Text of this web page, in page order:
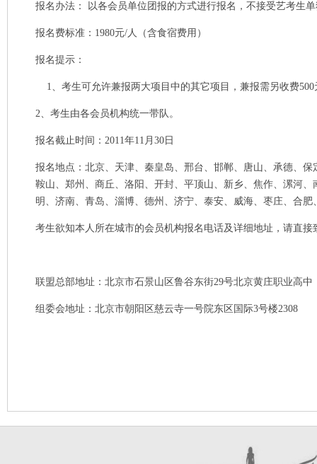
报名办法： 以各会员单位团报的方式进行报名，不接受艺考生
报名费标准：1980元/人（含食宿费用）
报名提示：
1、考生可允许兼报两大项目中的其它项目，兼报需另收费500
2、考生由各会员机构统一带队。
报名截止时间：2011年11月30日
报名地点：北京、天津、秦皇岛、邢台、邯郸、唐山、承德、
鞍山、郑州、商丘、洛阳、开封、平顶山、新乡、焦作、漯河
明、济南、青岛、淄博、德州、济宁、泰安、威海、枣庄、合
考生欲知本人所在城市的会员机构报名电话及详细地址，请直
联盟总部地址：北京市石景山区鲁谷东街29号北京黄庄职业高中
组委会地址：北京市朝阳区慈云寺一号院东区国际3号楼2308